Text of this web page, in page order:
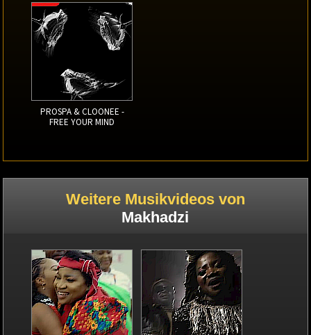
PROSPA & CLOONEE -
FREE YOUR MIND
Weitere Musikvideos von
Makhadzi